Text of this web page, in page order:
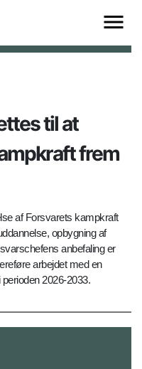
til at
frem
af Forsvarets kampkraft
opbygning af
anbefaling er
arbejdet med en
2026-2033.